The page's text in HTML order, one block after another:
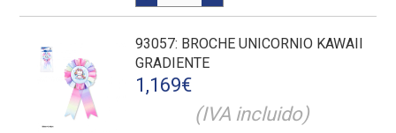
93057: BROCHE UNICORNIO KAWAII
GRADIENTE
1,169€
(IVA incluido)